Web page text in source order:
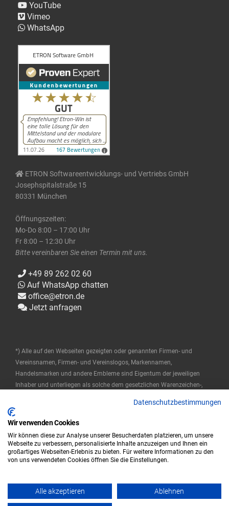
YouTube
Vimeo
WhatsApp
ETRON Softwareentwicklungs- und Vertriebs GmbH
Josephspitalstraße 15
80331 München
Öffnungszeiten:
Mo-Do 8:00 – 17:00 Uhr
Fr 8:00 – 12:30 Uhr
Bitte vereinbaren Sie einen Termin mit uns.
+49 89 262 02 60
Auf WhatsApp chatten
office@etron.de
Jetzt anfragen
*) Alle auf den Webseiten gezeigten oder genannten Firmen- und
Vereinsnamen, Firmen- und Vereinslogos, Markennamen,
Handelsmarken und andere Embleme sind Eigentum der jeweiligen
Inhaber und unterliegen als solche dem gesetzlichen Warenzeichen-,
stellen keine Zugehörigkeit durch die Markeninhaber dar.
© 2025 ETRON Softwareentwicklungs- und Vertriebs GmbH
Impressum | Datenschutz | AGB
© 2023 ETRON - Powered by ETRON - Webshop, Warenwirtschaft und
Kassensysteme
Datenschutzbestimmungen
Wir verwenden Cookies
Wir können diese zur Analyse unserer Besucherdaten platzieren, um unsere
Webseite zu verbessern, personalisierte Inhalte anzuzeigen und Ihnen ein
großartiges Webseiten-Erlebnis zu bieten. Für weitere Informationen zu den
von uns verwendeten Cookies öffnen Sie die Einstellungen.
Alle akzeptieren Ablehnen